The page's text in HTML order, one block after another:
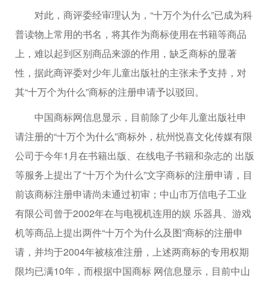
对此，商评委经审理认为，“十万个为什么”已成为科
普读物上常用的书名，将其作为商标使用在书籍等商品
上，难以起到区别商品来源的作用，缺乏商标的显著
性，据此商评委对少年儿童出版社的主张未予支持，对
其“十万个为什么”商标的注册申请予以驳回。
中国商标网信息显示，目前除了少年儿童出版社申
请注册的“十万个为什么”商标外，杭州悦喜文化传媒有限
公司于今年1月在书籍出版、在线电子书籍和杂志的 出版
等服务上提出了“十万个为什么”文字商标的注册申请，目
前该商标注册申请尚未通过初审；中山市万信电子工业
有限公司曾于2002年在与电视机连用的娱 乐器具、游戏
机等商品上提出两件“十万个为什么及图”商标的注册申
请，并均于2004年被核准注册，上述两商标的专用权期
限均已满10年，而根据中国商标 网信息显示，目前中山